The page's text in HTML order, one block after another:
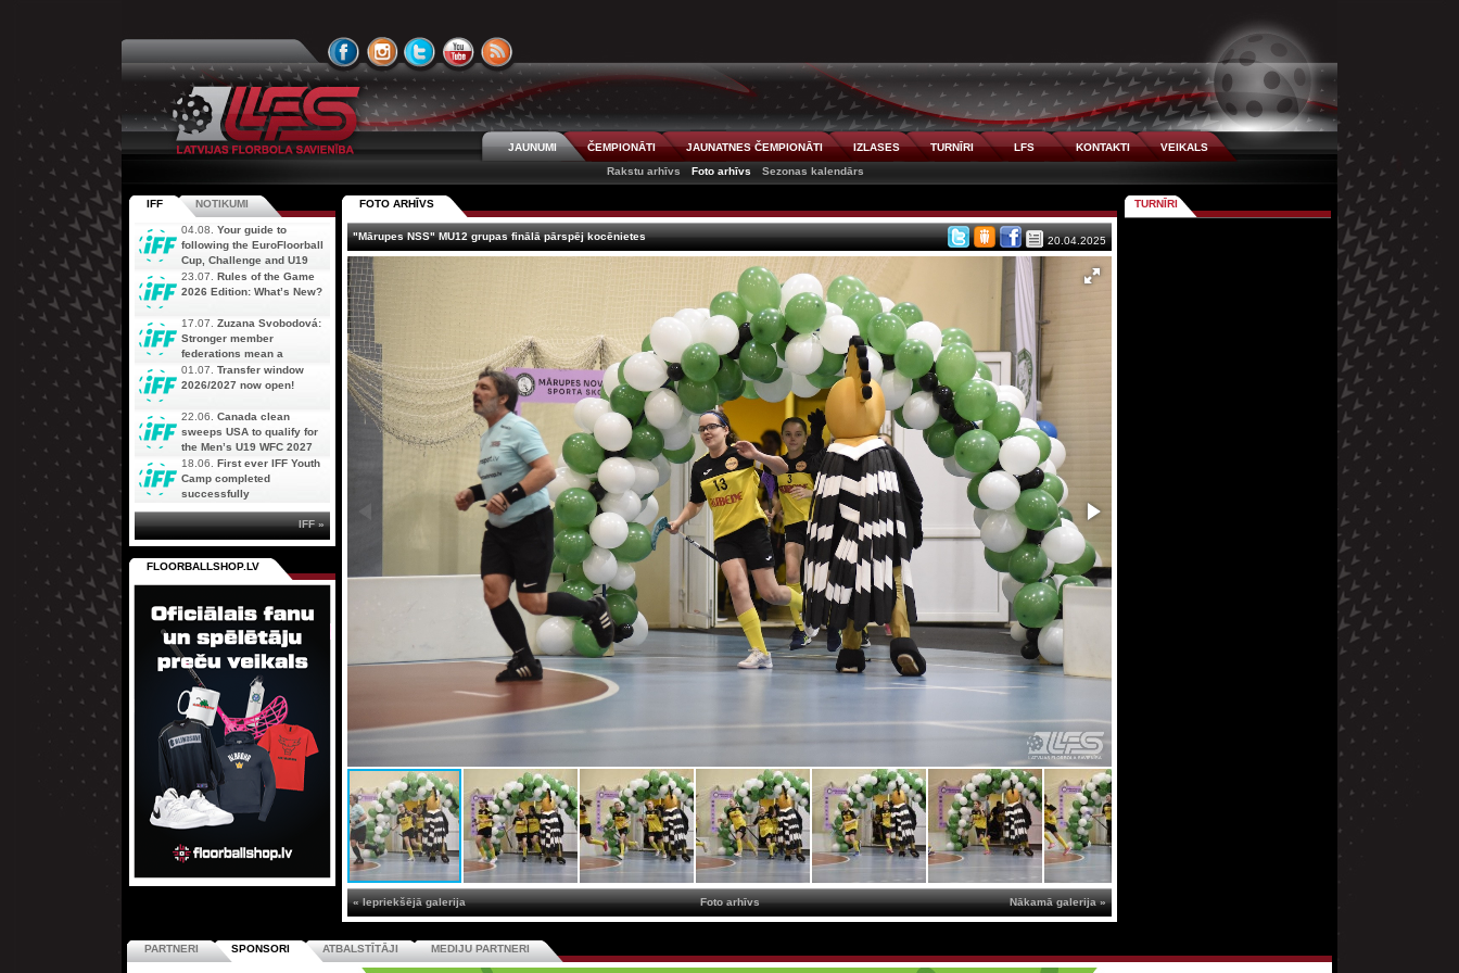
JAUNUMI ČEMPIONĀTI JAUNATNES ČEMPIONĀTI IZLASES TURNĪRI LFS KONTAKTI
VEIKALS
Rakstu arhīvs
Foto arhīvs Sezonas kalendārs
FOTO ARHĪVS
"Mārupes NSS" MU12 grupas finālā pārspēj kocēnietes 20.04.2025
« Iepriekšējā galerija Nākamā galerija »
Foto arhīvs
IFF NOTIKUMI
04.08. Your guide to
following the EuroFloorball
Cup, Challenge and U19
AOFC Qualifiers
simultaneously
23.07. Rules of the Game
2026 Edition: What’s New?
17.07. Zuzana Svobodová:
Stronger member
federations mean a
stronger future for floorball
01.07. Transfer window
2026/2027 now open!
22.06. Canada clean
sweeps USA to qualify for
the Men’s U19 WFC 2027
18.06. First ever IFF Youth
Camp completed
successfully
IFF »
FLOORBALLSHOP.LV
TURNĪRI
PARTNERI SPONSORI ATBALSTĪTĀJI MEDIJU PARTNERI